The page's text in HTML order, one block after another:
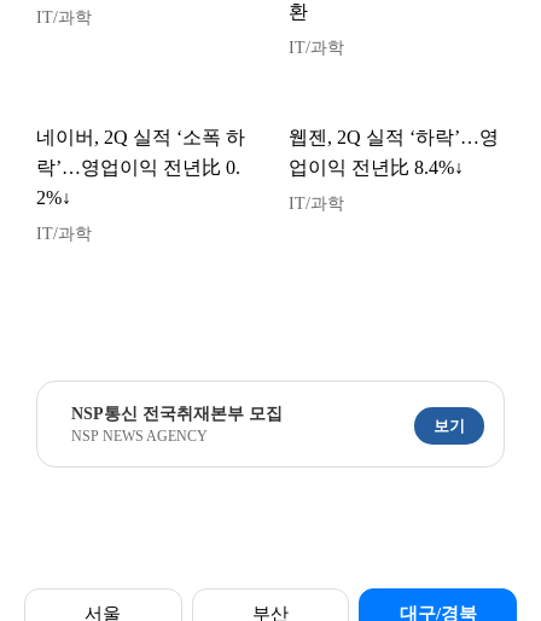
IT/과학
환
IT/과학
네이버, 2Q 실적 ‘소폭 하
락’…영업이익 전년比 0.
2%↓
IT/과학
웹젠, 2Q 실적 ‘하락’…영
업이익 전년比 8.4%↓
IT/과학
NSP통신 전국취재본부 모집
NSP NEWS AGENCY
보기
서울 부산 대구/경북